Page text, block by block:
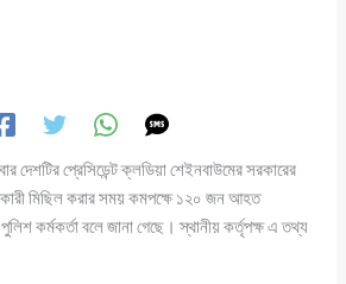
দেশটির প্রেসিডেন্ট ক্লডিয়া শেইনবাউমের সরকারের
মিছিল করার সময় কমপক্ষে ১২০ জন আহত
কর্মকর্তা বলে জানা গেছে। স্থানীয় কর্তৃপক্ষ এ তথ্য